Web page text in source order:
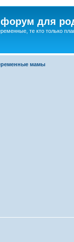
для
те кто только
мамы